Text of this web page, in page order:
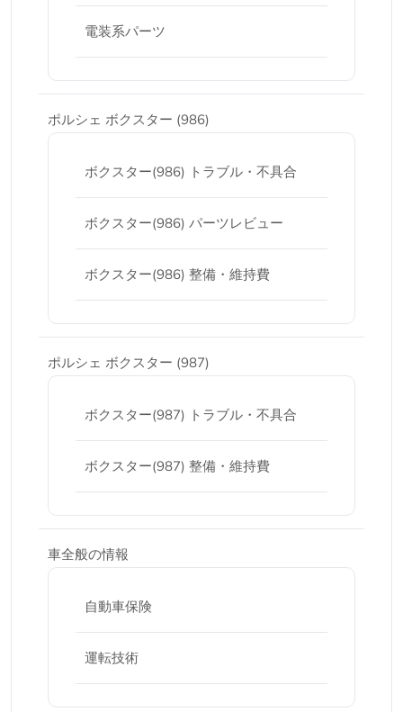
電装系パーツ
ポルシェ ボクスター (986)
ボクスター(986) トラブル・不具合
ボクスター(986) パーツレビュー
ボクスター(986) 整備・維持費
ポルシェ ボクスター (987)
ボクスター(987) トラブル・不具合
ボクスター(987) 整備・維持費
車全般の情報
自動車保険
運転技術